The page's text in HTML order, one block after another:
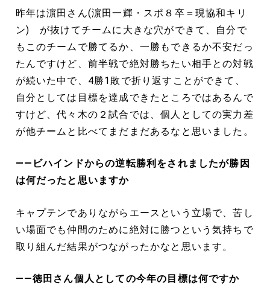
昨年は濵田さん(濵田一輝・スポ８卒＝現協和キリ
ン) が抜けてチームに大きな穴ができて、自分で
もこのチームで勝てるか、一勝もできるか不安だっ
たんですけど、前半戦で絶対勝ちたい相手との対戦
が続いた中で、4勝1敗で折り返すことができて、
自分としては目標を達成できたところではあるんで
すけど、代々木の２試合では、個人としての実力差
が他チームと比べてまだまだあるなと思いました。
――ビハインドからの逆転勝利をされましたが勝因
は何だったと思いますか
キャプテンでありながらエースという立場で、苦し
い場面でも仲間のために絶対に勝つという気持ちで
取り組んだ結果がつながったかなと思います。
――徳田さん個人としての今年の目標は何ですか